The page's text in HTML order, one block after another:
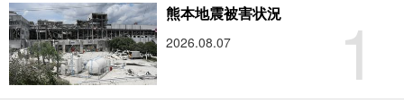
1
熊本地震被害状況
2026.08.07